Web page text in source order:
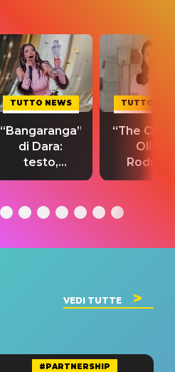
TUTTO NEWS
“Bangaranga”
di Dara:
testo,
traduzione e
del singolo
TUTTO
“The
Olivia
testo,
VEDI TUTTE
#PARTNERSHIP